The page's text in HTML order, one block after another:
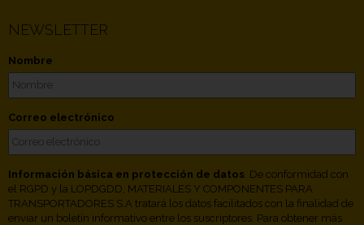
NEWSLETTER
Nombre
Correo electrónico
Información básica en protección de datos . De conformidad con
el RGPD y la LOPDGDD, MATERIALES Y COMPONENTES PARA
TRANSPORTADORES S.A tratará los datos facilitados con la finalidad de
enviar un boletín informativo entre los suscriptores. Para obtener más